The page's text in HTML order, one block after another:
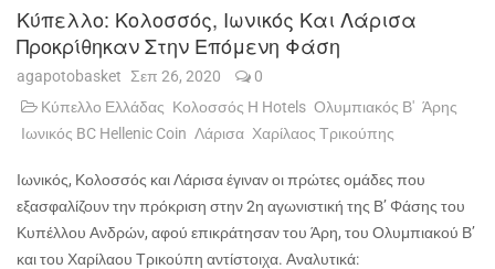
Κύπελλο: Κολοσσός, Ιωνικός Και Λάρισα
Προκρίθηκαν Στην Επόμενη Φάση
agapotobasket Σεπ 26, 2020
0
Κύπελλο Ελλάδας Κολοσσός H Hotels Ολυμπιακός Β' Άρης
Ιωνικός BC Hellenic Coin Λάρισα Χαρίλαος Τρικούπης
Ιωνικός, Κολοσσός και Λάρισα έγιναν οι πρώτες ομάδες που
εξασφαλίζουν την πρόκριση στην 2η αγωνιστική της Β’ Φάσης του
Κυπέλλου Ανδρών, αφού επικράτησαν του Άρη, του Ολυμπιακού Β’
και του Χαρίλαου Τρικούπη αντίστοιχα. Αναλυτικά: